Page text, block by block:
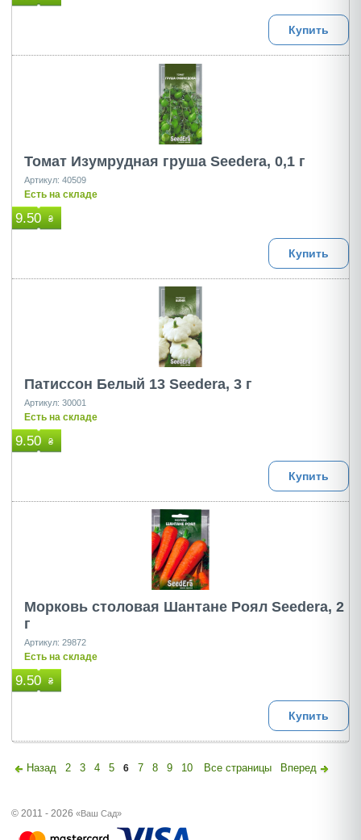
Купить
Томат Изумрудная груша Seedera, 0,1 г
Артикул: 40509
Есть на складе
9.50 ₴
Купить
Патиссон Белый 13 Seedera, 3 г
Артикул: 30001
Есть на складе
9.50 ₴
Купить
Морковь столовая Шантане Роял Seedera, 2
г
Артикул: 29872
Есть на складе
9.50 ₴
Купить
Назад 2 3 4 5 6 7 8 9 10 Все страницы Вперед
© 2011 - 2026 «Ваш Сад»